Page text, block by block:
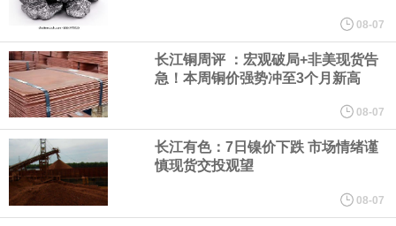
元，最近3年复合增长率达70.36%，呈快速增长趋势，并形成多项
核心技术和知识产权。截至2026年1月31日，公司拥有262项专利权
（含境内发明专利20项）。
纽约期银日内涨4%，现报64.08美元/盎司。
宇树科技董事长、总经理兼首席技术官王兴兴在网上路演时表示，
08-07
长江铜周评 ：宏观破局+非美现货告
急！本周铜价强势冲至3个月新高
08-07
长江有色：7日镍价下跌 市场情绪谨
慎现货交投观望
08-07